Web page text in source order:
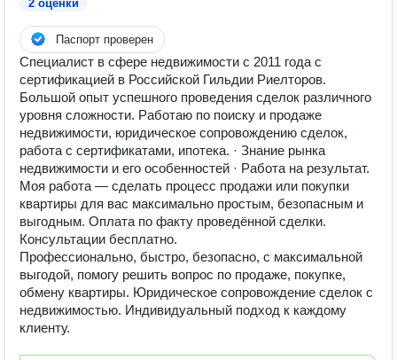
2 оценки
Паспорт проверен
Специалист в сфере недвижимости с 2011 года с
сертификацией в Российской Гильдии Риелторов.
Большой опыт успешного проведения сделок различного
уровня сложности. Работаю по поиску и продаже
недвижимости, юридическое сопровождению сделок,
работа с сертификатами, ипотека. · Знание рынка
недвижимости и его особенностей · Работа на результат.
Моя работа — сделать процесс продажи или покупки
квартиры для вас максимально простым, безопасным и
выгодным. Оплата по факту проведённой сделки.
Консультации бесплатно.
Профессионально, быстро, безопасно, с максимальной
выгодой, помогу решить вопрос по продаже, покупке,
обмену квартиры. Юридическое сопровождение сделок с
недвижимостью. Индивидуальный подход к каждому
клиенту.